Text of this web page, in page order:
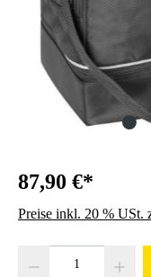
87,90 €*
Preise inkl. 20 % USt.